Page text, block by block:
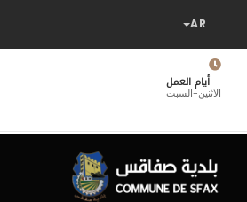
المحتوى
الرئيسيأيام العمل
الاثنين-السبت